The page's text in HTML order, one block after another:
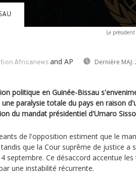
Le
Africanews and AP Dernière MAJ:
politique en Guinée-Bissau
paralysie totale du pays en raison
du mandat présidentiel d'Umaro
de l'opposition estiment que le
que la Cour suprême de justice a
septembre. Ce désaccord accentue
une instabilité récurrente.